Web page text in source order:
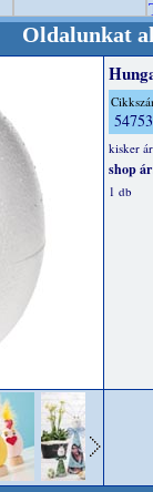
akarattal
kisker
shop
1 db